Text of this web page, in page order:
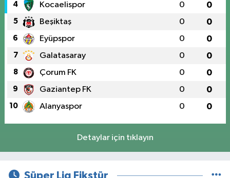
4 Kocaelispor 0 0
5 Beşiktaş 0 0
6 Eyüpspor 0 0
7 Galatasaray 0 0
8 Çorum FK 0 0
9 Gaziantep FK 0 0
10 Alanyaspor 0 0
Detaylar için tıklayın
Süper Lig Fikstür